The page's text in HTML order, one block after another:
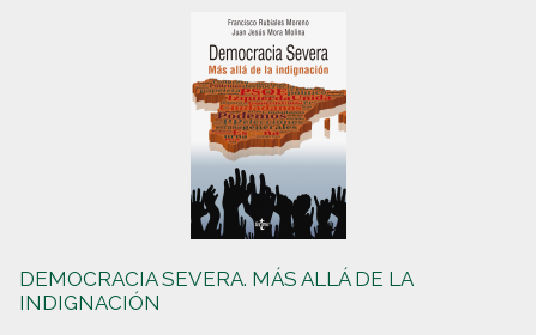
DEMOCRACIA SEVERA. MÁS ALLÁ DE LA
INDIGNACIÓN